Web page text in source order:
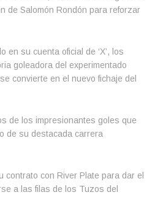
de Salomón Rondón para reforzar
en su cuenta oficial de ‘X’, los
goleadora del experimentado
convierte en el nuevo fichaje del
de los impresionantes goles que
de su destacada carrera
contrato con River Plate para dar el
a las filas de los Tuzos del